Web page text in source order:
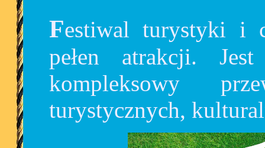
Festiwal turystyki i czasu wolnego to weekend
pełen atrakcji.
kompleksowy
turystycznych,